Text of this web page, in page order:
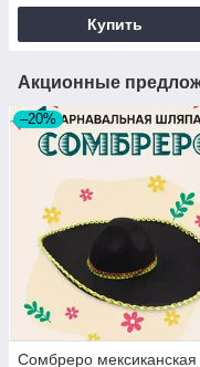
Купить
Акционные
–20%
Сомбреро мексиканская